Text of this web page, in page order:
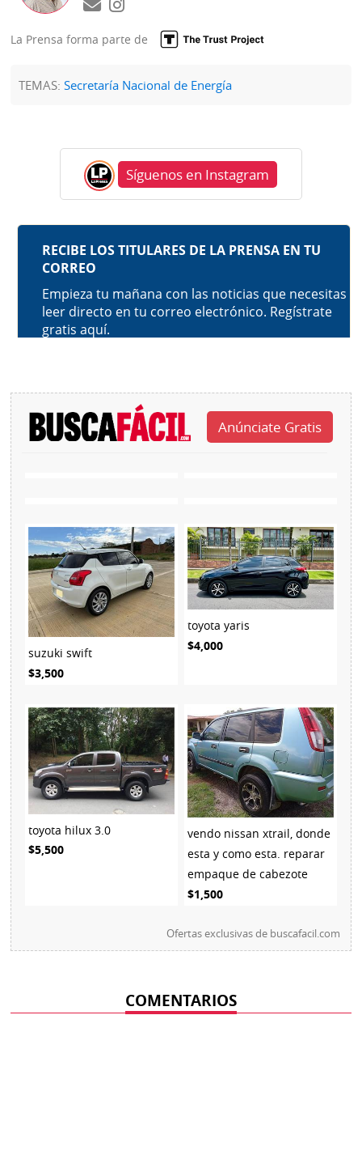
La Prensa forma parte de
TEMAS:Secretaría Nacional de Energía
Síguenos en Instagram
suzuki swift
$3,500
toyota yaris
$4,000
toyota hilux 3.0
$5,500
vendo nissan xtrail, donde
esta y como esta. reparar
empaque de cabezote
$1,500
Ofertas exclusivas de buscafacil.com
COMENTARIOS